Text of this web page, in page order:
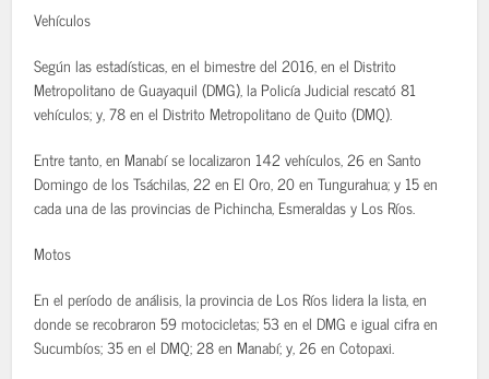
Vehículos
Según las estadísticas, en el bimestre del 2016, en el Distrito
Metropolitano de Guayaquil (DMG), la Policía Judicial rescató 81
vehículos; y, 78 en el Distrito Metropolitano de Quito (DMQ).
Entre tanto, en Manabí se localizaron 142 vehículos, 26 en Santo
Domingo de los Tsáchilas, 22 en El Oro, 20 en Tungurahua; y 15 en
cada una de las provincias de Pichincha, Esmeraldas y Los Ríos.
Motos
En el período de análisis, la provincia de Los Ríos lidera la lista, en
donde se recobraron 59 motocicletas; 53 en el DMG e igual cifra en
Sucumbíos; 35 en el DMQ; 28 en Manabí; y, 26 en Cotopaxi.